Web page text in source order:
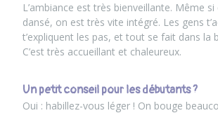
L’ambiance est très bienveillante. Même si
dansé, on est très vite intégré. Les gens
t’expliquent les pas, et tout se fait dans la
C’est très accueillant et chaleureux.
Un petit conseil pour les débutants ?
Oui : habillez-vous léger ! On bouge